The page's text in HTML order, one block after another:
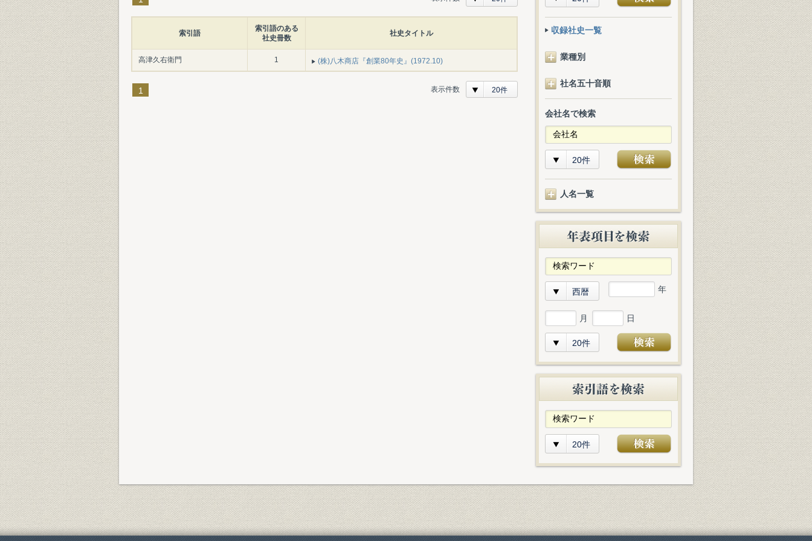
索引語
索引語のある
社史冊数
社史タイトル
高津久右衛門 1 (株)八木商店『創業80年史』(1972.10)
1 表示件数 20件
収録社史一覧
業種別
社名五十音順
会社名で検索
20件
人名一覧
西暦 年
月 日
20件
20件